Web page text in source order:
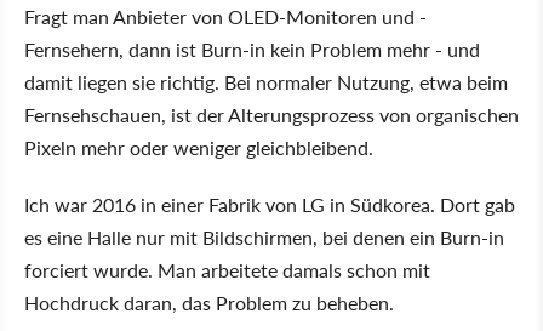
Fragt man Anbieter von OLED-Monitoren und -
Fernsehern, dann ist Burn-in kein Problem mehr - und
damit liegen sie richtig. Bei normaler Nutzung, etwa beim
Fernsehschauen, ist der Alterungsprozess von organischen
Pixeln mehr oder weniger gleichbleibend.
Ich war 2016 in einer Fabrik von LG in Südkorea. Dort gab
es eine Halle nur mit Bildschirmen, bei denen ein Burn-in
forciert wurde. Man arbeitete damals schon mit
Hochdruck daran, das Problem zu beheben.